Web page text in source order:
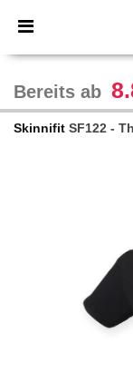
× Needen
Bessere
Bereits ab
Skinnifit SF122 -